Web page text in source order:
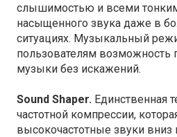
слышимостью и всеми
насыщенного звука даже в
ситуациях. Музыкальный
пользователям возможность
музыки без искажений.
Sound Shaper. Единственная
частотной компрессии,
высокочастотные звуки вниз